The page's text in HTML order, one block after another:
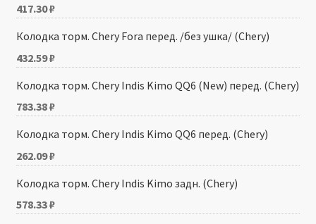
417.30₽
Колодка торм. Chery Fora перед. /без ушка/ (Chery)
432.59₽
Колодка торм. Chery Indis Kimo QQ6 (New) перед. (Chery)
783.38₽
Колодка торм. Chery Indis Kimo QQ6 перед. (Chery)
262.09₽
Колодка торм. Chery Indis Kimo задн. (Chery)
578.33₽